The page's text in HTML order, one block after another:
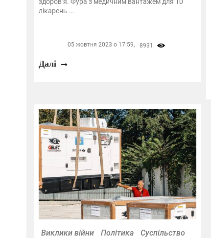
лікарень ...
05 жовтня 2023 о 17:59, 8931
Далі
Виклики війни Політика Суспільство